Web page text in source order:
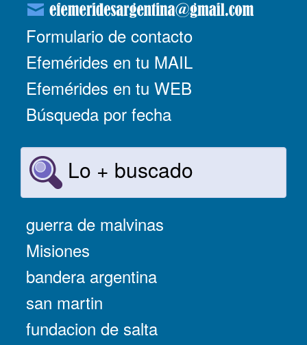
Formulario de contacto
Efemérides en tu MAIL
Efemérides en tu WEB
Búsqueda por fecha
Lo + buscado
guerra de malvinas
Misiones
bandera argentina
san martin
fundacion de salta